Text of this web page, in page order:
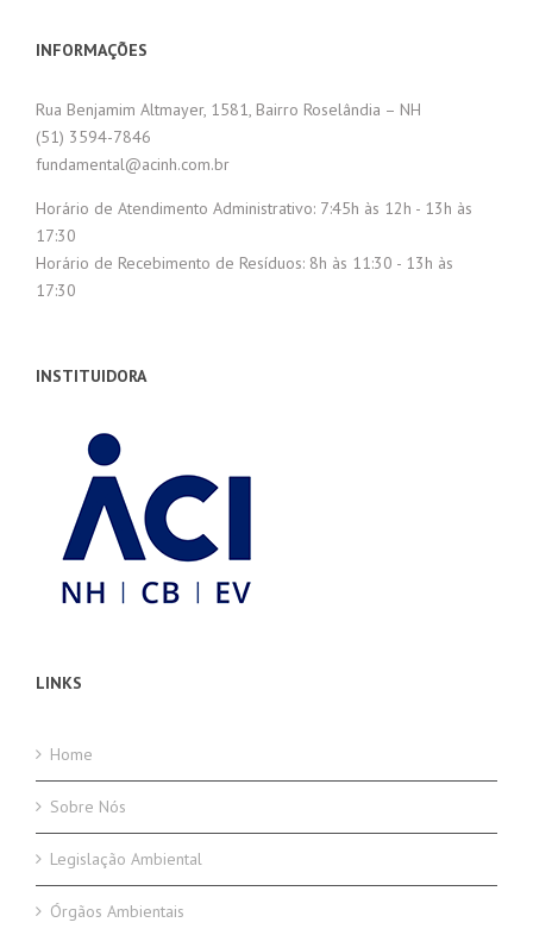
INFORMAÇÕES
Rua Benjamim Altmayer, 1581, Bairro Roselândia – NH
(51) 3594-7846
fundamental@acinh.com.br
Horário de Atendimento Administrativo: 7:45h às 12h - 13h às
17:30
Horário de Recebimento de Resíduos: 8h às 11:30 - 13h às
17:30
INSTITUIDORA
LINKS
Home
Sobre Nós
Legislação Ambiental
Órgãos Ambientais